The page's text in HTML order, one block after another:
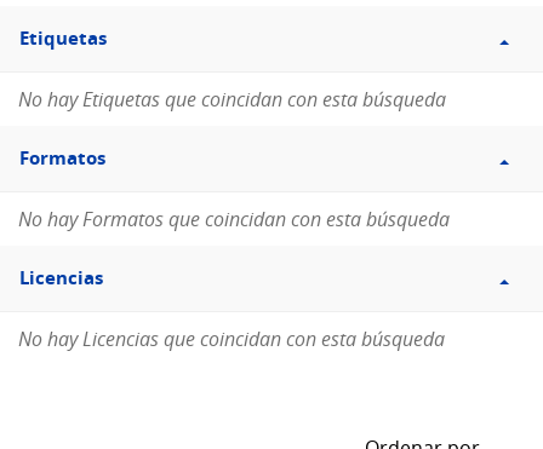
Filtro
Etiquetas
Etiquetas
No hay Etiquetas que coincidan con esta búsqueda
Filtro
Formatos
Formatos
No hay Formatos que coincidan con esta búsqueda
Filtro
Licencias
Licencias
No hay Licencias que coincidan con esta búsqueda